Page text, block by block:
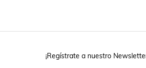
¡Regístrate a nuestro